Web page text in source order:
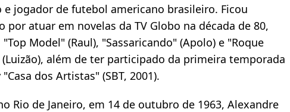
e jogador de futebol americano brasileiro. Ficou
por atuar em novelas da TV Globo na década de 80,
Model" (Raul), "Sassaricando" (Apolo) e "Roque
além de ter participado da primeira temporada
dos Artistas" (SBT, 2001).
Rio de Janeiro, em 14 de outubro de 1963, Alexandre